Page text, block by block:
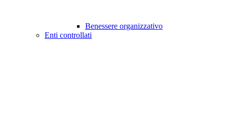
Benessere organizzativo
Enti controllati